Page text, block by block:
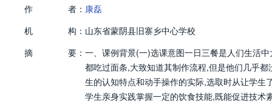
作 者： 康磊
机
构： 山东省蒙阴县旧寨乡中心学校
摘
要： 一、课例背景(一)选课意图一日三餐是人们生活
都吃过面条,大致知道其制作流程,但是他们几乎
生的认知特点和动手操作的实际,选取时从让学
学生亲身实践掌握一定的饮食技能,既能促进技